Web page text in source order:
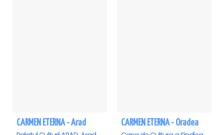
CARMEN ETERNA - Arad CARMEN ETERNA - Oradea